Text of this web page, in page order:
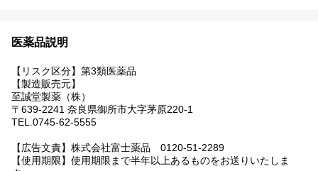
医薬品説明
【リスク区分】第3類医薬品
【製造販売元】
至誠堂製薬（株）
〒639-2241 奈良県御所市大字茅原220-1
TEL.0745-62-5555
【広告文責】株式会社富士薬品 0120-51-2289
【使用期限】使用期限まで半年以上あるものをお送りいたしま